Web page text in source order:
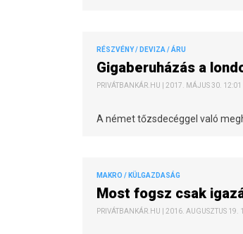
RÉSZVÉNY / DEVIZA / ÁRU
Gigaberuházás a
PRIVÁTBANKÁR.HU | 2017. MÁJUS 30. 12:01
A német tőzsdecéggel való
MAKRO / KÜLGAZDASÁG
Most fogsz csak
PRIVÁTBANKÁR.HU | 2016. AUGUSZTUS 19.